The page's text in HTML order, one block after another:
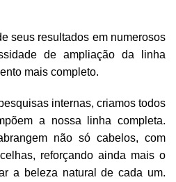
seus resultados em numerosos
de ampliação da linha
mais completo.
internas, criamos todos
a nossa linha completa.
não só cabelos, com
reforçando ainda mais o
a beleza natural de cada um.